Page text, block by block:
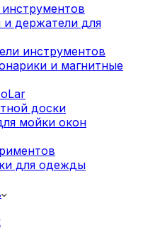
держатели для
инструментов
и магнитные
доски
мойки окон
для одежды